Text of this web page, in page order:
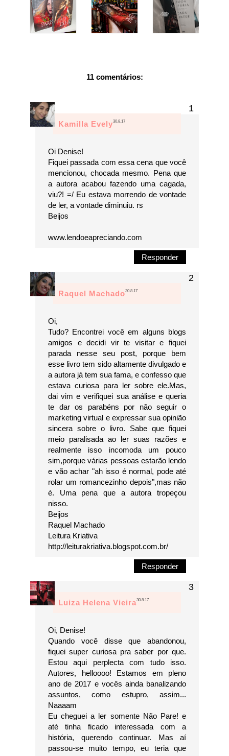
11 comentários:
Kamilla Evely30.8.17
Oi Denise!
Fiquei passada com essa cena que você
mencionou, chocada mesmo. Pena que
a autora acabou fazendo uma cagada,
viu?! =/ Eu estava morrendo de vontade
de ler, a vontade diminuiu. rs
Beijos
www.lendoeapreciando.com
Responder
Raquel Machado30.8.17
Oi,
Tudo? Encontrei você em alguns blogs
amigos e decidi vir te visitar e fiquei
parada nesse seu post, porque bem
esse livro tem sido altamente divulgado e
a autora já tem sua fama, e confesso que
estava curiosa para ler sobre ele.Mas,
dai vim e verifiquei sua análise e queria
te dar os parabéns por não seguir o
marketing virtual e expressar sua opinião
sincera sobre o livro. Sabe que fiquei
meio paralisada ao ler suas razões e
realmente isso incomoda um pouco
sim,porque várias pessoas estarão lendo
e vão achar "ah isso é normal, pode até
rolar um romancezinho depois",mas não
é. Uma pena que a autora tropeçou
nisso.
Beijos
Raquel Machado
Leitura Kriativa
http://leiturakriativa.blogspot.com.br/
Responder
Luiza Helena Vieira30.8.17
Oi, Denise!
Quando você disse que abandonou,
fiquei super curiosa pra saber por que.
Estou aqui perplecta com tudo isso.
Autores, helloooo! Estamos em pleno
ano de 2017 e vocês ainda banalizando
assuntos, como estupro, assim...
Naaaam
Eu cheguei a ler somente Não Pare! e
até tinha ficado interessada com a
história, querendo continuar. Mas aí
passou-se muito tempo, eu teria que